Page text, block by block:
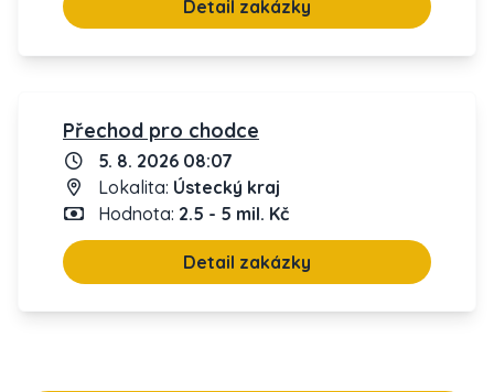
Detail zakázky
Přechod pro chodce
5. 8. 2026 08:07
Lokalita: Ústecký kraj
Hodnota: 2.5 - 5 mil. Kč
Detail zakázky